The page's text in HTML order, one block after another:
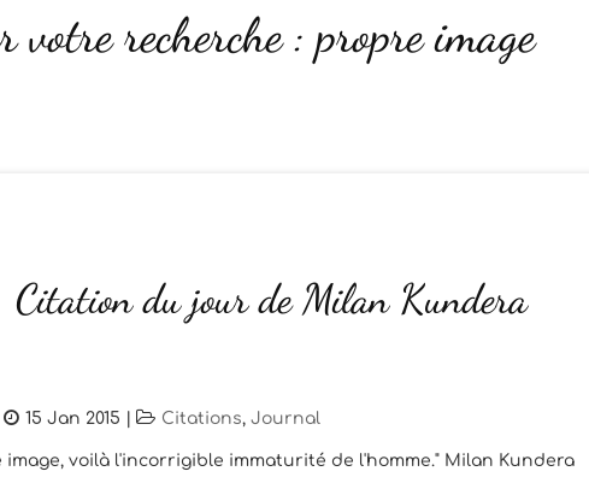
votre recherche : propre image
Citation du jour de Milan Kundera
15 Jan 2015 | Citations, Journal
image, voilà l'incorrigible immaturité de l'homme." Milan Kundera